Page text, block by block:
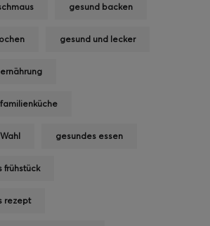
gesund backen
gesund und lecker
gesundes essen
frühstück
rezept